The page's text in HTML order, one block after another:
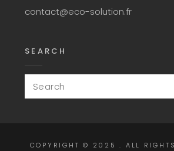
contact@eco-solution.fr
SEARCH
Search
for:
COPYRIGHT © 2025. ALL